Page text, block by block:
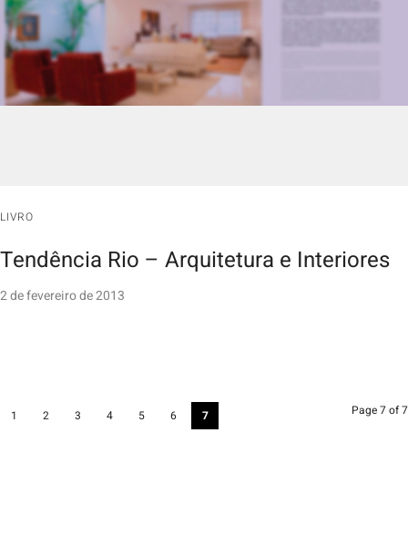
LIVRO
Tendência Rio – Arquitetura e Interiores
2 de fevereiro de 2013
1 2 3 4 5 6 7 Page 7 of 7